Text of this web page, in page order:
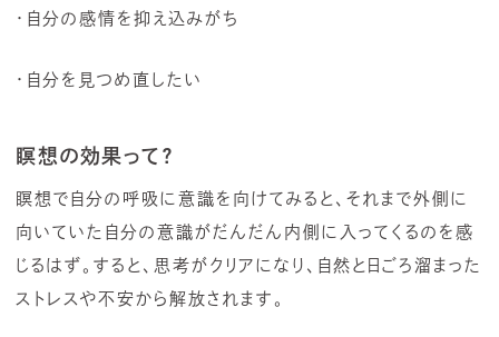
・自分の感情を抑え込みがち
・自分を見つめ直したい
瞑想の効果って？
瞑想で自分の呼吸に意識を向けてみると、それまで外側に
向いていた自分の意識がだんだん内側に入ってくるのを感
じるはず。すると、思考がクリアになり、自然と日ごろ溜まった
ストレスや不安から解放されます。